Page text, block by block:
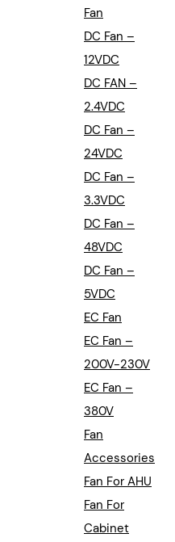
Fan
DC Fan –
12VDC
DC FAN –
2.4VDC
DC Fan –
24VDC
DC Fan –
3.3VDC
DC Fan –
48VDC
DC Fan –
5VDC
EC Fan
EC Fan –
200V-230V
EC Fan –
380V
Fan
Accessories
Fan For AHU
Fan For
Cabinet